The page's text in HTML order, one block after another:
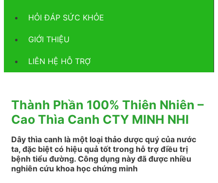
HỎI ĐÁP SỨC KHỎE
GIỚI THIỆU
LIÊN HỆ HỖ TRỢ
Thành Phần 100% Thiên Nhiên –
Cao Thìa Canh CTY MINH NHI
Dây thìa canh là một loại thảo dược quý của nước
ta, đặc biệt có hiệu quả tốt trong hỗ trợ điều trị
bệnh tiểu đường. Công dụng này đã được nhiều
nghiên cứu khoa học chứng minh